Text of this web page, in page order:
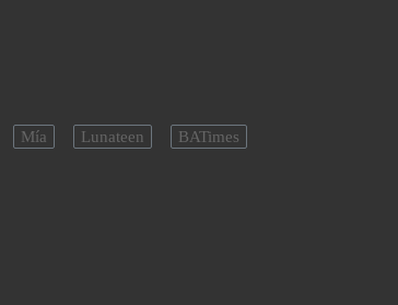
Mía Lunateen BATimes